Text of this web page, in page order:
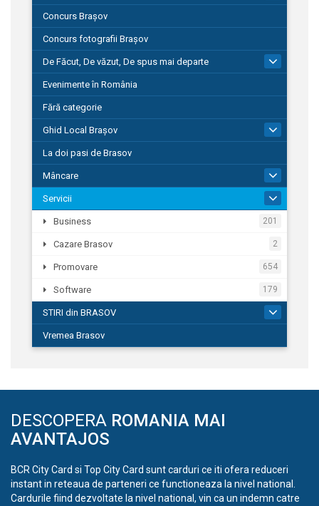
Concurs Brașov
Concurs fotografii Brașov
De Făcut, De văzut, De spus mai departe
149
Evenimente în România
Fără categorie
Ghid Local Brașov
La doi pasi de Brasov
Mâncare
Servicii
Business 201
Cazare Brasov 2
Promovare 654
Software 179
STIRI din BRASOV
Vremea Brasov
DESCOPERA ROMANIA MAI
AVANTAJOS
BCR City Card si Top City Card sunt carduri ce iti ofera reduceri
instant in reteaua de parteneri ce functioneaza la nivel national.
Cardurile fiind dezvoltate la nivel national, vin ca un indemn catre